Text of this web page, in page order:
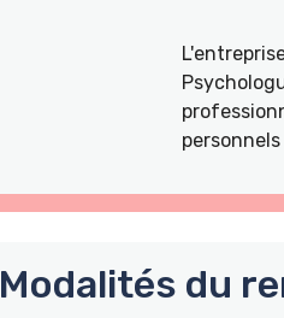
Modalités du